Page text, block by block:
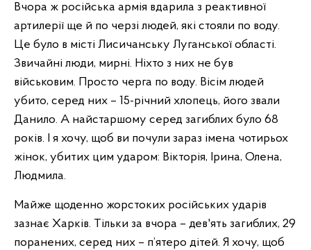
Вчора ж російська армія вдарила з реактивної
артилерії ще й по черзі людей, які стояли по воду.
Це було в місті Лисичанську Луганської області.
Звичайні люди, мирні. Ніхто з них не був
військовим. Просто черга по воду. Вісім людей
убито, серед них – 15-річний хлопець, його звали
Данило. А найстаршому серед загиблих було 68
років. І я хочу, щоб ви почули зараз імена чотирьох
жінок, убитих цим ударом: Вікторія, Ірина, Олена,
Людмила.
Майже щоденно жорстоких російських ударів
зазнає Харків. Тільки за вчора – дев'ять загиблих, 29
поранених, серед них – п’ятеро дітей. Я хочу, щоб